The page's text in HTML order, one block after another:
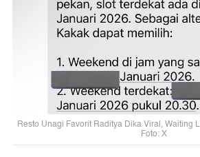
Resto Unagi Favorit Raditya Dika Viral, Waiting
Foto: X